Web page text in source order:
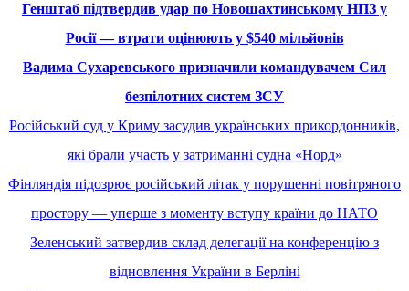
Генштаб підтвердив удар по Новошахтинському НПЗ у
Росії — втрати оцінюють у $540 мільйонів
Вадима Сухаревського призначили командувачем Сил
безпілотних систем ЗСУ
Російський суд у Криму засудив українських прикордонників,
які брали участь у затриманні судна «Норд»
Фінляндія підозрює російський літак у порушенні повітряного
простору — уперше з моменту вступу країни до НАТО
Зеленський затвердив склад делегації на конференцію з
відновлення України в Берліні